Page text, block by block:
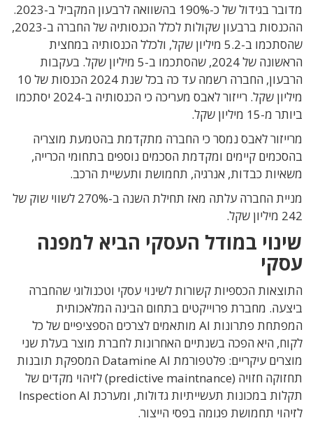
מדובר בגידול של כ-190% בהשוואה לרבעון המקביל ב-2023.
ההכנסות ברבעון שקולות לכלל הכנסותיה של החברה ב-2023,
שהסתכמו ב-5.2 מיליון שקל, ולכלל הכנסותיה במחצית
הראשונה של 2024, שהסתכמו ב-5 מיליון שקל. בעקבות
הרבעון, החברה רשמה עד כה בכל שנת 2024 הכנסות של 10
מיליון שקל. רייזור לאבס מעריכה כי הכנסותיה ב-2024 יסתכמו
ביותר מ-15 מיליון שקל.
מרייזור לאבס נמסר כי החברה מתקדמת בהטמעת מוצריה
בהסכמים קיימים ומקדמת הסכמים נוספים בתחומי הכרייה,
משאיות כבדות, אנרגיה, תחמושת ותעשיית הרכב.
מניית החברה עלתה מאז תחילת השנה ב-270% לשווי שוק של
242 מיליון שקל.
שינוי במודל העסקי הביא למפנה
עסקי
התוצאות הכספיות קשורות לשינוי עסקי וטכנולוגי שהחברה
ביצעה. מחברת פרוייקטים בתחום הבינה המלאכותית
המפתחת פתרונות AI מותאמים לצרכים הספציפיים של כל
לקוח, היא הפכה בשנתיים האחרונות לחברת מוצר בעלת שני
מוצרים עיקריים: פלטפורמת Datamine AI המספקת תובנות
תחזוקה חזויה (predictive maintnance) לזיהוי מקדים של
תקלות במכונות תעשייתיות גדולות, ומערכת Inspection AI
לזיהוי תחמושת פגומה בפסי הייצור.